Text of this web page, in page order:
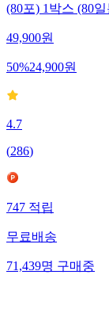
(80포) 1박스 (80
49,900원
50%24,900원
4.7
(286)
747적립
무료배송
71,439명구매중